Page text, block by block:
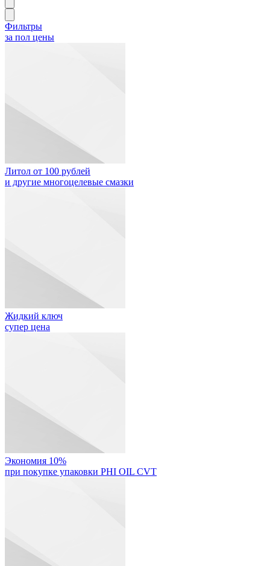
Фильтры
за пол цены
Литол от 100 рублей
и другие многоцелевые смазки
Жидкий ключ
супер цена
Экономия 10%
при покупке упаковки PHI OIL CVT